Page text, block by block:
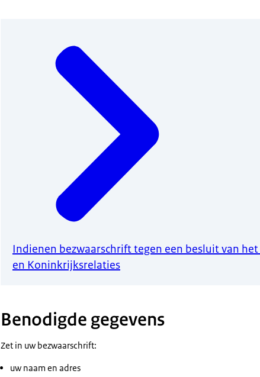
Indienen bezwaarschrift tegen een besluit van
en Koninkrijksrelaties
Benodigde gegevens
Zet in uw bezwaarschrift:
uw naam en adres